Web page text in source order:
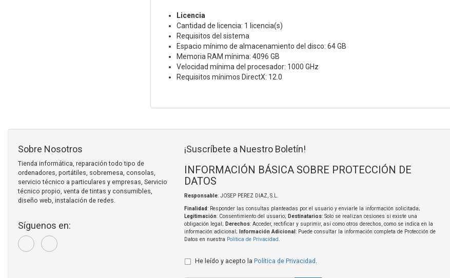
Licencia
Cantidad de licencia: 1 licencia(s)
Requisitos del sistema
Espacio mínimo de almacenamiento del disco: 64 GB
Memoria RAM mínima: 4096 GB
Velocidad mínima del procesador: 1000 GHz
Requisitos mínimos DirectX: 12.0
Sobre Nosotros
Tienda informática, reparación todo tipo de
ordenadores, portátiles, sobremesa, consolas,
servicio técnico a particulares y empresas, Servicio
técnico propio, venta de tintas y consumibles,
diseño web, instalación de redes.
Síguenos en:
¡Suscríbete a Nuestro Boletín!
INFORMACIÓN BÁSICA SOBRE PROTECCIÓN DE
DATOS
Responsable: JOSEP PEREZ DIAZ, S.L.
Finalidad: Responder las consultas planteadas por el usuario y enviarle la información solicitada;
Legitimación: Consentimiento del usuario; Destinatarios: Solo se realizan cesiones si existe una
obligación legal; Derechos: Acceder, rectificar y suprimir, así como otros derechos, como se indica en la
información adicional;
Información Adicional : Puede consultar la información completa de Protección de
Datos en nuestra Política de Privacidad.
He leído y acepto la Política de Privacidad .